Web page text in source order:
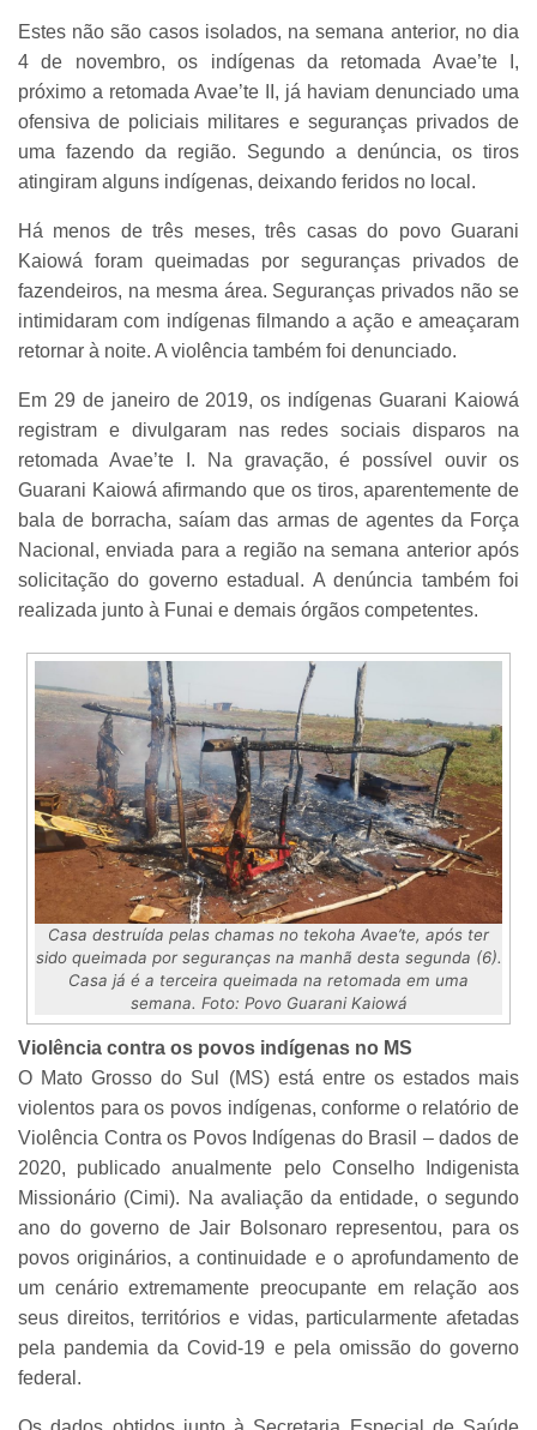
Estes não são casos isolados, na semana anterior, no dia
4 de novembro, os indígenas da retomada Avae’te I,
próximo a retomada Avae’te II, já haviam denunciado uma
ofensiva de policiais militares e seguranças privados de
uma fazendo da região. Segundo a denúncia, os tiros
atingiram alguns indígenas, deixando feridos no local.
Há menos de três meses, três casas do povo Guarani
Kaiowá foram queimadas por seguranças privados de
fazendeiros, na mesma área. Seguranças privados não se
intimidaram com indígenas filmando a ação e ameaçaram
retornar à noite. A violência também foi denunciado.
Em 29 de janeiro de 2019, os indígenas Guarani Kaiowá
registram e divulgaram nas redes sociais disparos na
retomada Avae’te I. Na gravação, é possível ouvir os
Guarani Kaiowá afirmando que os tiros, aparentemente de
bala de borracha, saíam das armas de agentes da Força
Nacional, enviada para a região na semana anterior após
solicitação do governo estadual. A denúncia também foi
realizada junto à Funai e demais órgãos competentes.
Casa destruída pelas chamas no tekoha Avae’te, após ter
sido queimada por seguranças na manhã desta segunda (6).
Casa já é a terceira queimada na retomada em uma
semana. Foto: Povo Guarani Kaiowá
Violência contra os povos indígenas no MS
O Mato Grosso do Sul (MS) está entre os estados mais
violentos para os povos indígenas, conforme o relatório de
Violência Contra os Povos Indígenas do Brasil – dados de
2020, publicado anualmente pelo Conselho Indigenista
Missionário (Cimi). Na avaliação da entidade, o segundo
ano do governo de Jair Bolsonaro representou, para os
povos originários, a continuidade e o aprofundamento de
um cenário extremamente preocupante em relação aos
seus direitos, territórios e vidas, particularmente afetadas
pela pandemia da Covid-19 e pela omissão do governo
federal.